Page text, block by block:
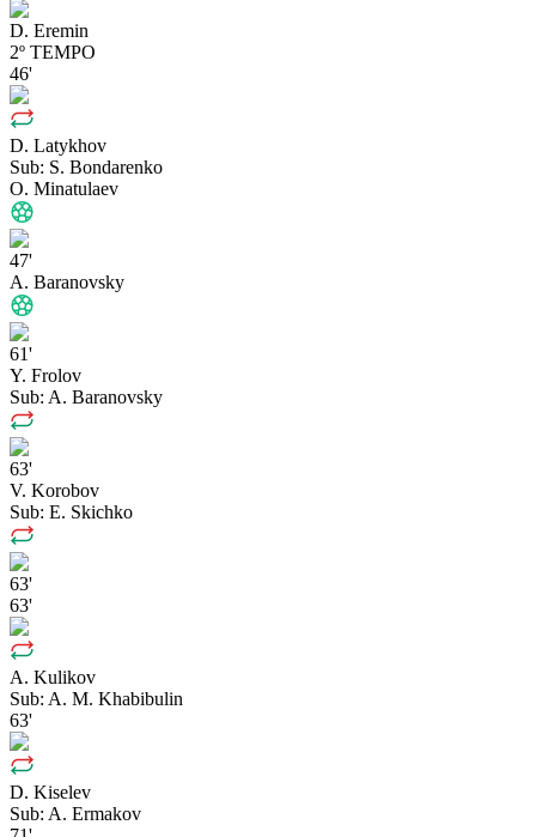
D. Eremin
2º TEMPO
46'
D. Latykhov
Sub: S. Bondarenko
O. Minatulaev
47'
A. Baranovsky
61'
Y. Frolov
Sub: A. Baranovsky
63'
V. Korobov
Sub: E. Skichko
63'
63'
A. Kulikov
Sub: A. M. Khabibulin
63'
D. Kiselev
Sub: A. Ermakov